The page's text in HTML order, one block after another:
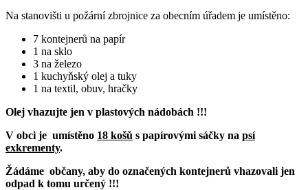
Na stanovišti u požární zbrojnice za obecním úřadem je umístěno:
7 kontejnerů na papír
1 na sklo
3 na železo
1 kuchyňský olej a tuky
1 na textil, obuv, hračky
Olej vhazujte jen v plastových nádobách !!!
V obci je umístěno 18 košů s papírovými sáčky na psí
exkrementy.
Žádáme občany, aby do označených kontejnerů vhazovali jen
odpad k tomu určený !!!